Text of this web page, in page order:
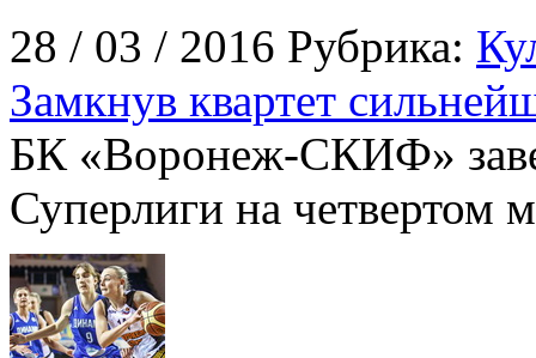
28 / 03 / 2016 Рубрика:
Замкнув квартет
БК «Воронеж-СКИФ»
Суперлиги на четвертом